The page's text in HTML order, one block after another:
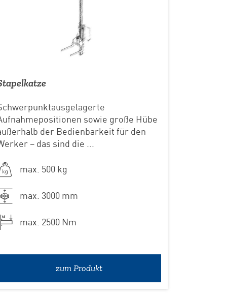
sowie große Hübe
der Bedienbarkeit für den
– das sind die ...
max. 500 kg
max. 3000 mm
max. 2500 Nm
zum Produkt